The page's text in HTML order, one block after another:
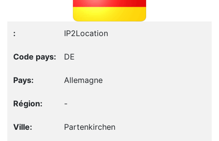
IP2Location
DE
Allemagne
-
Partenkirchen